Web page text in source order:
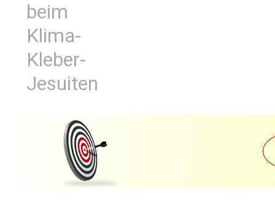
beim
Klima-
Kleber-
Jesuiten